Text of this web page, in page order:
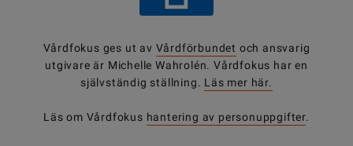
Vårdfokus ges ut av Vårdförbundet och ansvarig
utgivare är Michelle Wahrolén. Vårdfokus har en
självständig ställning. Läs mer här.
Läs om Vårdfokus hantering av personuppgifter.